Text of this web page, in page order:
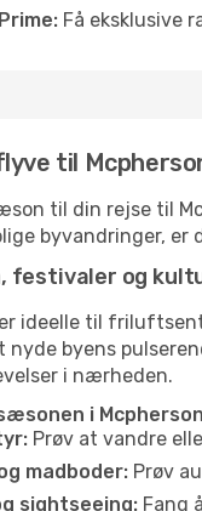
Få eksklusive
til
til din rejse til
byvandringer,
festivaler og
ideelle til
byens
i nærheden.
i
Prøv at vandre
madboder: Prøv
sightseeing: Fang